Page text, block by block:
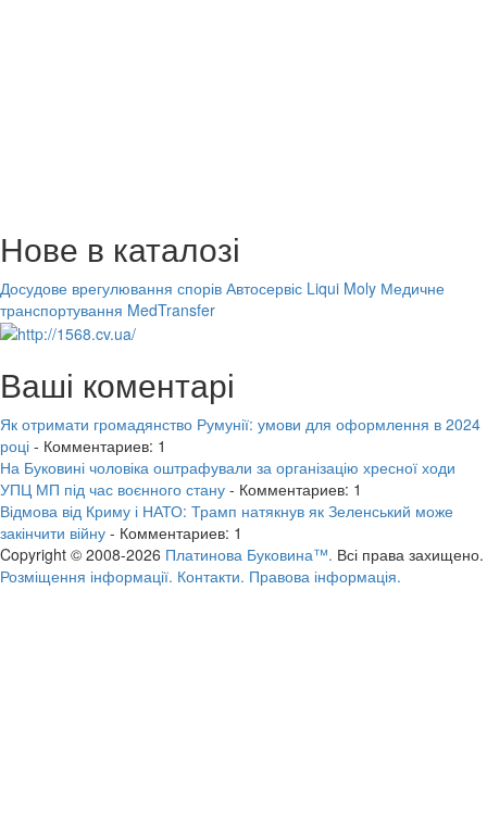
Нове в каталозі
Досудове врегулювання спорів Автосервіс Liqui Moly Медичне
транспортування MedTransfer
Ваші коментарі
Як отримати громадянство Румунії: умови для оформлення в 2024
році - Комментариев: 1
На Буковині чоловіка оштрафували за організацію хресної ходи
УПЦ МП під час воєнного стану - Комментариев: 1
Відмова від Криму і НАТО: Трамп натякнув як Зеленський може
закінчити війну - Комментариев: 1
Copyright © 2008-2026 Платинова Буковина™. Всі права захищено.
Розміщення інформації. Контакти. Правова інформація.